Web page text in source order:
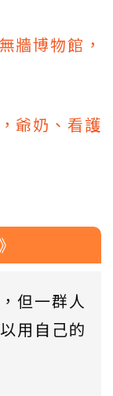
牆博物館，
爺奶、看護
但一群人
用自己的